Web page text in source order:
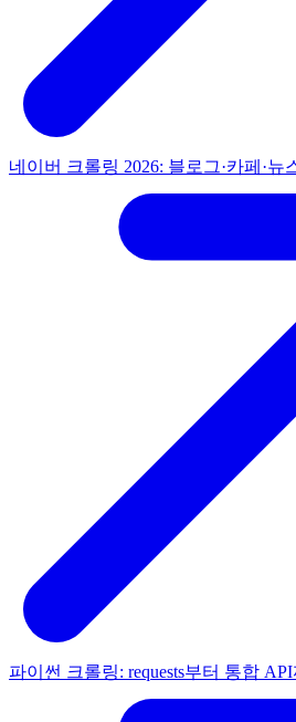
네이버 크롤링 2026: 블로그·카페·뉴
파이썬 크롤링: requests부터 통합